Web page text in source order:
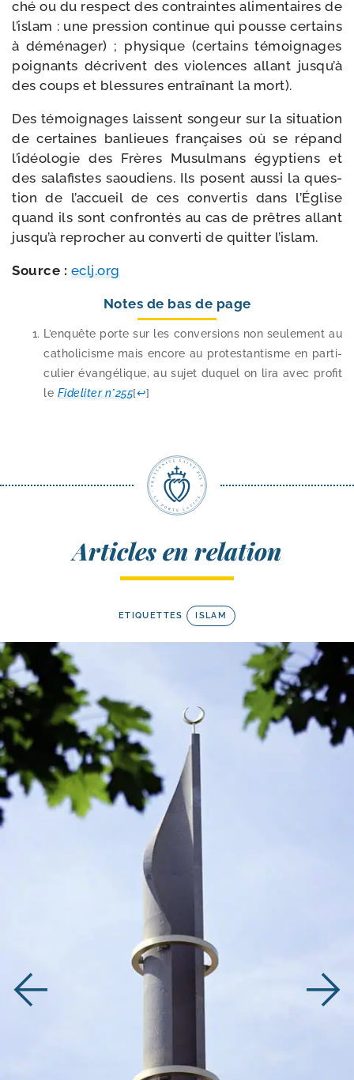
ché ou du res­pect des contraintes ali­men­taires de
l’is­lam : une pres­sion conti­nue qui pousse cer­tains
à démé­na­ger) ; phy­sique (cer­tains témoi­gnages
poi­gnants décrivent des vio­lences allant jusqu’à
des coups et bles­sures entraî­nant la mort).
Des témoi­gnages laissent son­geur sur la situa­tion
de cer­taines ban­lieues fran­çaises où se répand
l’idéologie des Frères Musulmans égyp­tiens et
des sala­fistes saou­diens. Ils posent aus­si la ques­
tion de l’accueil de ces conver­tis dans l’Église
quand ils sont confron­tés au cas de prêtres allant
jus­qu’à repro­cher au conver­ti de quit­ter l’islam.
Source : eclj​.org
Notes de bas de page
L’enquête porte sur les conver­sions non seule­ment au
catho­li­cisme mais encore au pro­tes­tan­tisme en par­ti­
cu­lier évan­gé­lique, au sujet duquel on lira avec pro­fit
le Fideliter n°255[↩]
Articles en relation
ETIQUETTES ISLAM